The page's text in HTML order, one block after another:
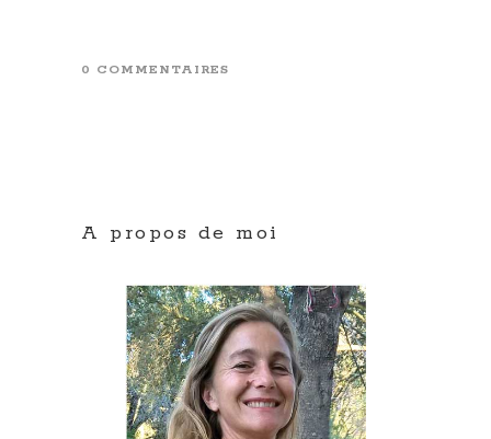
0 COMMENTAIRES
A propos de moi